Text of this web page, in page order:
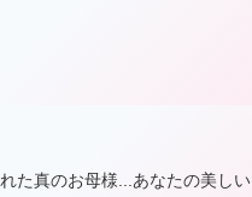
た真のお母様...あなたの美しい